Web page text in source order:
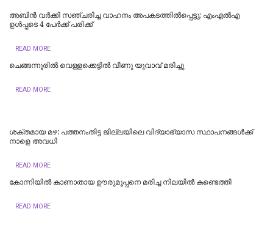
അബിന്‍ വര്‍ക്കി സഞ്ചരിച്ച വാഹനം അപകടത്തില്‍പ്പെട്ടു; എംഎല്‍എ
ഉള്‍പ്പടെ 4 പേര്‍ക്ക് പരിക്ക്
READ MORE
ചെങ്ങന്നൂരില്‍ വെള്ളക്കെട്ടിൽ വീണു യുവാവ് മരിച്ചു
READ MORE
ശക്തമായ മഴ: പത്തനംതിട്ട ജില്ലയിലെ വിദ്യാഭ്യാസ സ്ഥാപനങ്ങള്‍ക്ക്
നാളെ അവധി
READ MORE
കോന്നിയിൽ കാണാതായ ഊരുമൂപ്പനെ മരിച്ച നിലയിൽ കണ്ടെത്തി
READ MORE